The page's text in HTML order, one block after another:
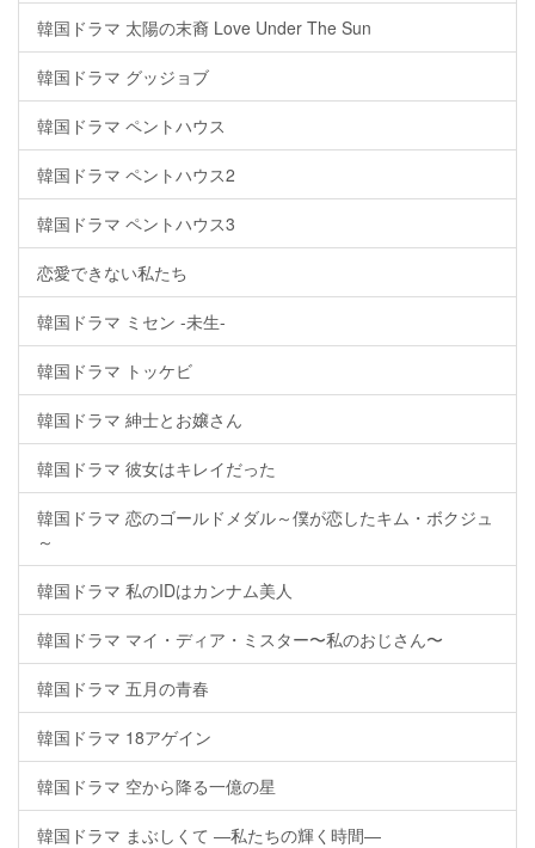
韓国ドラマ 太陽の末裔 Love Under The Sun
韓国ドラマ グッジョブ
韓国ドラマ ペントハウス
韓国ドラマ ペントハウス2
韓国ドラマ ペントハウス3
恋愛できない私たち
韓国ドラマ ミセン -未生-
韓国ドラマ トッケビ
韓国ドラマ 紳士とお嬢さん
韓国ドラマ 彼女はキレイだった
韓国ドラマ 恋のゴールドメダル～僕が恋したキム・ボクジュ
～
韓国ドラマ 私のIDはカンナム美人
韓国ドラマ マイ・ディア・ミスター〜私のおじさん〜
韓国ドラマ 五月の青春
韓国ドラマ 18アゲイン
韓国ドラマ 空から降る一億の星
韓国ドラマ まぶしくて ―私たちの輝く時間―